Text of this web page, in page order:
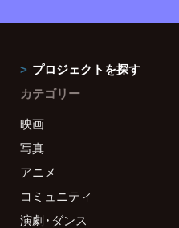
プロジェクトを探す
カテゴリー
映画
写真
アニメ
コミュニティ
演劇・ダンス